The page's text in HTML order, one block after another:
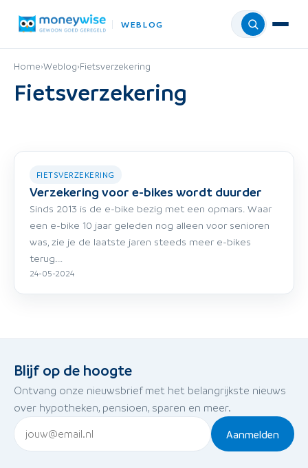
WEBLOG Menu
Home›Weblog›Fietsverzekering
Fietsverzekering
FIETSVERZEKERING
Verzekering voor e-bikes wordt duurder
Sinds 2013 is de e-bike bezig met een opmars. Waar
een e-bike 10 jaar geleden nog alleen voor senioren
was, zie je de laatste jaren steeds meer e-bikes
terug.…
24-05-2024
Blijf op de hoogte
Ontvang onze nieuwsbrief met het belangrijkste nieuws
over hypotheken, pensioen, sparen en meer.
Aanmelden